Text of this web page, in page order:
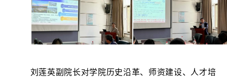
刘莲英副院长对学院历史沿革、师资建设、人才培